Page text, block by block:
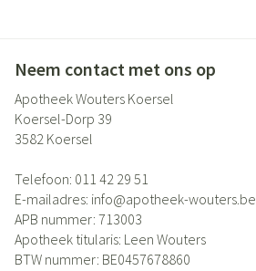
Neem contact met ons op
Apotheek Wouters Koersel
Koersel-Dorp 39
3582 Koersel
Telefoon: 011 42 29 51
E-mailadres: info@apotheek-wouters.be
APB nummer: 713003
Apotheek titularis: Leen Wouters
BTW nummer: BE0457678860